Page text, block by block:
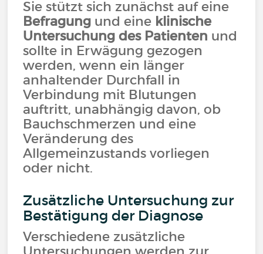
Sie stützt sich zunächst auf eine
Befragung und eine klinische
Untersuchung des Patienten und
sollte in Erwägung gezogen
werden, wenn ein länger
anhaltender Durchfall in
Verbindung mit Blutungen
auftritt, unabhängig davon, ob
Bauchschmerzen und eine
Veränderung des
Allgemeinzustands vorliegen
oder nicht.
Zusätzliche Untersuchung zur
Bestätigung der Diagnose
Verschiedene zusätzliche